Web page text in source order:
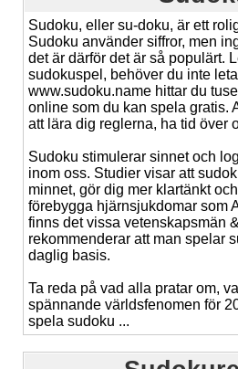
Sudoku, eller su-doku, är ett
Sudoku använder siffror, men
det är därför det är så populärt.
sudokuspel, behöver du inte
www.sudoku.name hittar du
online som du kan spela gratis.
att lära dig reglerna, ha tid över
Sudoku stimulerar sinnet och
inom oss. Studier visar att
minnet, gör dig mer klartänkt
förebygga hjärnsjukdomar som
finns det vissa vetenskapsmän
rekommenderar att man spelar
daglig basis.
Ta reda på vad alla pratar om,
spännande världsfenomen för
spela sudoku ...